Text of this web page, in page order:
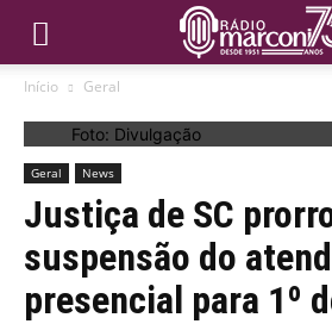
Início Geral
Foto: Divulgação
Geral News
Justiça de SC
suspensão do
presencial para 1º